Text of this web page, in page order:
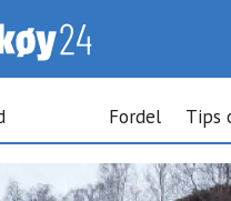
Fordel Tips